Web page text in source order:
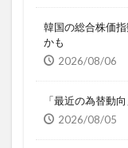
韓国の総合株価
かも
2026/08/06
「最近の為替動
2026/08/05